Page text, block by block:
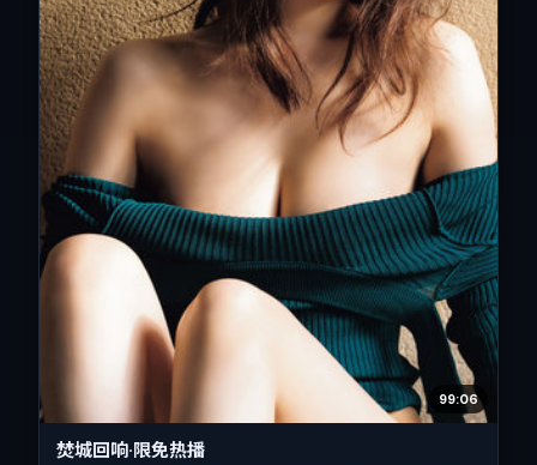
99:06
焚城回响·限免热播